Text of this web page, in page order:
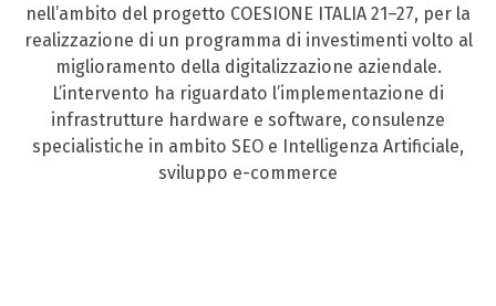
nell’ambito del progetto COESIONE ITALIA 21–27, per la
realizzazione di un programma di investimenti volto al
miglioramento della digitalizzazione aziendale.
L’intervento ha riguardato l’implementazione di
infrastrutture hardware e software, consulenze
specialistiche in ambito SEO e Intelligenza Artificiale,
sviluppo e-commerce